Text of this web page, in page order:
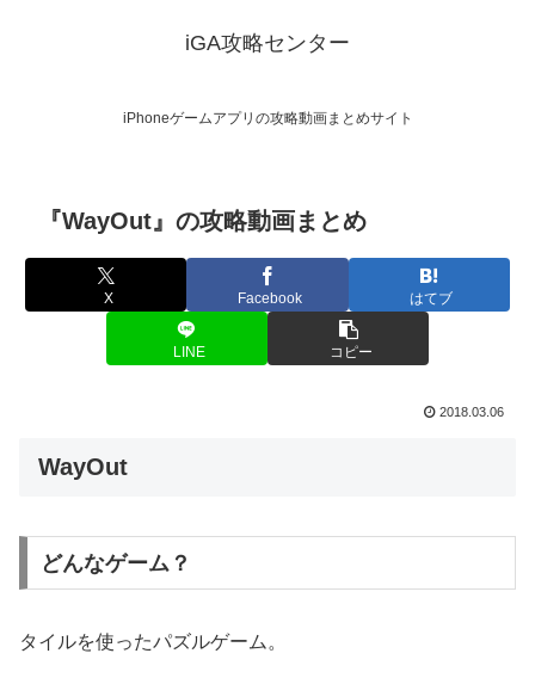
iGA攻略センター
iPhoneゲームアプリの攻略動画まとめサイト
『WayOut』の攻略動画まとめ
X Facebook はてブ
LINE コピー
2018.03.06
WayOut
どんなゲーム？
タイルを使ったパズルゲーム。